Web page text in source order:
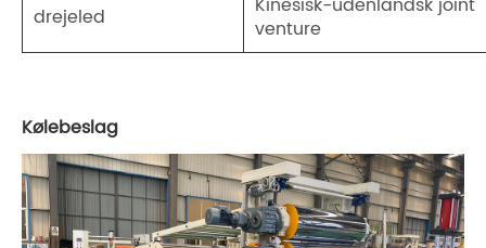
drejeled
Kinesisk-udenlandsk joint
venture
Kølebeslag